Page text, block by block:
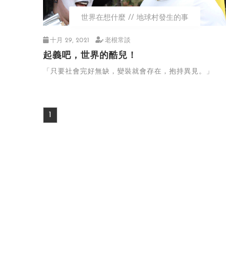
世界在想什麼 地球村發生的事
十月 29, 2021 老根常談
起義吧，世界的酷兒！
「只要社會完好無缺，變裝就會存在，抱持異見。」
1